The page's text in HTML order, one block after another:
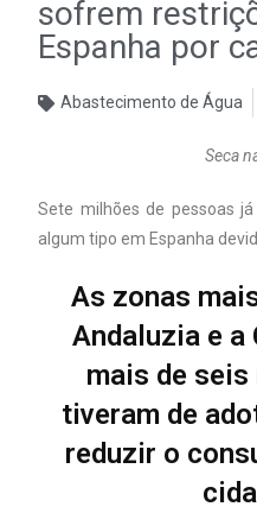
sofrem
Espanha por
Abastecimento de Água
Seca
Sete milhões de pessoas
algum tipo em Espanha
As zonas
Andaluzia e a
mais de
tiveram de
reduzir o